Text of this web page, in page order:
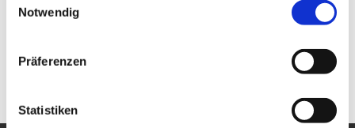
Notwendig
Präferenzen
Statistiken